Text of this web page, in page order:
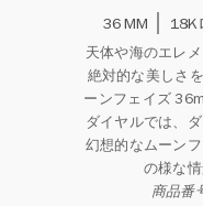
36 MM
18K
天体や海のエレ
絶対的な美しさ
ーンフェイズ
ダイヤルでは、
幻想的なムーン
の様な
商品番